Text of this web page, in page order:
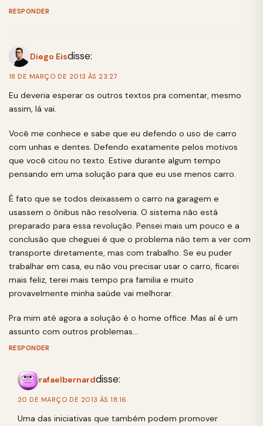
RESPONDER
Diego Eisdisse:
18 DE MARÇO DE 2013 ÀS 23:27
Eu deveria esperar os outros textos pra comentar, mesmo
assim, lá vai.
Você me conhece e sabe que eu defendo o uso de carro
com unhas e dentes. Defendo exatamente pelos motivos
que você citou no texto. Estive durante algum tempo
pensando em uma solução para que eu use menos carro.
É fato que se todos deixassem o carro na garagem e
usassem o ônibus não resolveria. O sistema não está
preparado para essa revolução. Pensei mais um pouco e a
conclusão que cheguei é que o problema não tem a ver com
transporte diretamente, mas com trabalho. Se eu puder
trabalhar em casa, eu não vou precisar usar o carro, ficarei
mais feliz, terei mais tempo pra familia e muito
provavelmente minha saúde vai melhorar.
Pra mim até agora a solução é o home office. Mas aí é um
assunto com outros problemas…
RESPONDER
rafaelbernarddisse:
20 DE MARÇO DE 2013 ÀS 18:16
Uma das iniciativas que também podem promover